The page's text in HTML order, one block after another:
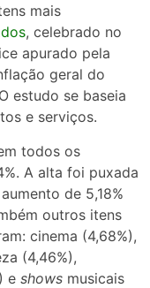
mais
, celebrado no
apurado pela
geral do
estudo se baseia
e serviços.
todos os
A alta foi puxada
de 5,18%
outros itens
cinema (4,68%),
(4,46%),
e shows musicais